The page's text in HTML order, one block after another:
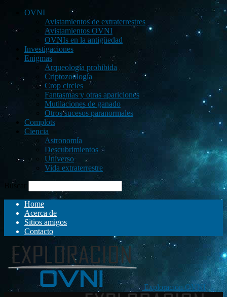
OVNI
Avistamientos de extraterrestres
Avistamientos OVNI
OVNIs en la antigüedad
Investigaciones
Enigmas
Arqueología prohibida
Criptozoología
Crop circles
Fantasmas y otras apariciones
Mutilaciones de ganado
Otros sucesos paranormales
Complots
Ciencia
Astronomía
Descubrimientos
Universo
Vida extraterrestre
Buscar
Home
Acerca de
Sitios amigos
Contacto
Exploración OVNI